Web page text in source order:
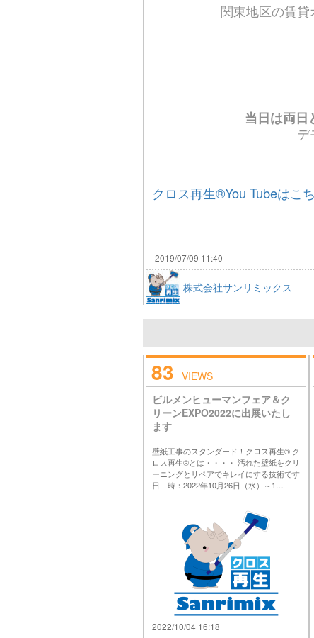
関東地区の賃
当日は両日
デ
クロス再生®You Tubeはこ
2019/07/09 11:40
株式会社サンリミックス
83 VIEWS
ビルメンヒューマンフェア＆ク
リーンEXPO2022に出展いたし
ます
壁紙工事のスタンダード！クロス再生® ク
ロス再生®とは・・・・ 汚れた壁紙をクリ
ーニングとリペアでキレイにする技術です
日 時：2022年10月26日（水）～1…
2022/10/04 16:18